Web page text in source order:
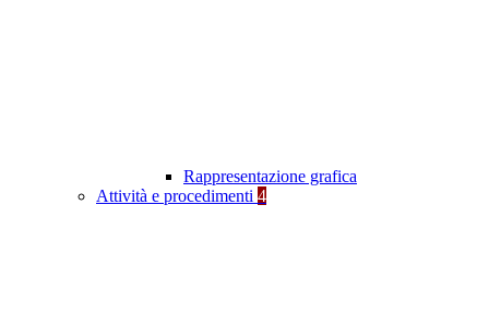
Rappresentazione grafica
Attività e procedimenti 4